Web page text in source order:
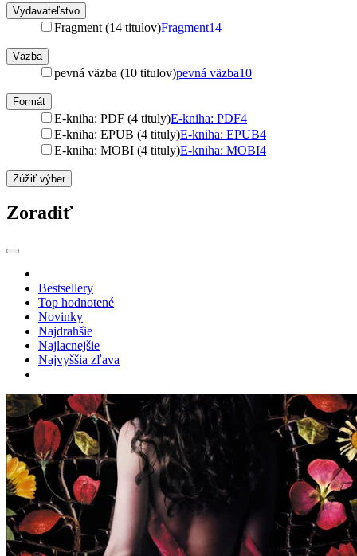
Vydavateľstvo
Fragment (14 titulov)Fragment14
Väzba
pevná väzba (10 titulov)pevná väzba10
Formát
E-kniha: PDF (4 tituly)E-kniha: PDF4
E-kniha: EPUB (4 tituly)E-kniha: EPUB4
E-kniha: MOBI (4 tituly)E-kniha: MOBI4
Zúžiť výber
Zoradiť
Bestsellery
Top hodnotené
Novinky
Najdrahšie
Najlacnejšie
Najvyššia zľava